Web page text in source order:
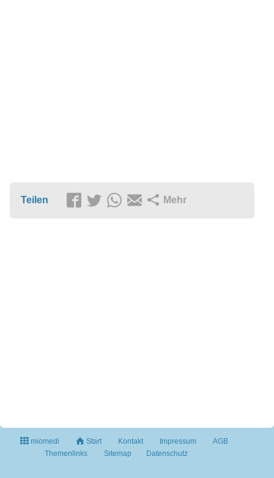
Teilen Mehr
miomedi Start Kontakt Impressum
AGB
Themenlinks
Sitemap Datenschutz